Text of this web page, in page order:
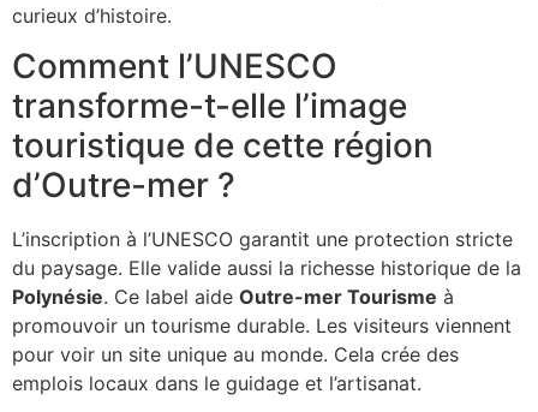
curieux d’histoire.
Comment l’UNESCO
transforme-t-elle l’image
touristique de cette région
d’Outre-mer ?
L’inscription à l’UNESCO garantit une protection stricte
du paysage. Elle valide aussi la richesse historique de la
Polynésie. Ce label aide Outre-mer Tourisme à
promouvoir un tourisme durable. Les visiteurs viennent
pour voir un site unique au monde. Cela crée des
emplois locaux dans le guidage et l’artisanat.